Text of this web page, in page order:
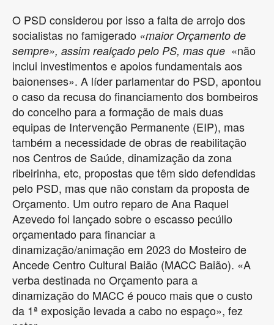
O PSD considerou por isso a falta de arrojo dos
socialistas no famigerado «maior Orçamento de
sempre», assim realçado pelo PS, mas que «não
inclui investimentos e apoios fundamentais aos
baionenses». A líder parlamentar do PSD, apontou
o caso da recusa do financiamento dos bombeiros
do concelho para a formação de mais duas
equipas de Intervenção Permanente (EIP), mas
também a necessidade de obras de reabilitação
nos Centros de Saúde, dinamização da zona
ribeirinha, etc, propostas que têm sido defendidas
pelo PSD, mas que não constam da proposta de
Orçamento. Um outro reparo de Ana Raquel
Azevedo foi lançado sobre o escasso pecúlio
orçamentado para financiar a
dinamização/animação em 2023 do Mosteiro de
Ancede Centro Cultural Baião (MACC Baião). «A
verba destinada no Orçamento para a
dinamização do MACC é pouco mais que o custo
da 1ª exposição levada a cabo no espaço», fez